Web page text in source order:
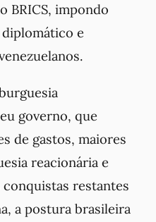
BRICS, impondo
e
governo, que
de gastos, maiores
reacionária e
restantes
a postura brasileira